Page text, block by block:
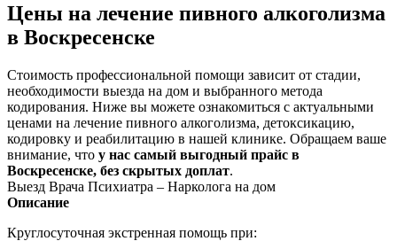
Цены на лечение пивного алкоголизма
в Воскресенске
Стоимость профессиональной помощи зависит от стадии,
необходимости выезда на дом и выбранного метода
кодирования. Ниже вы можете ознакомиться с актуальными
ценами на лечение пивного алкоголизма, детоксикацию,
кодировку и реабилитацию в нашей клинике. Обращаем ваше
внимание, что у нас самый выгодный прайс в
Воскресенске, без скрытых доплат.
Выезд Врача Психиатра – Нарколога на дом
Описание
Круглосуточная экстренная помощь при: